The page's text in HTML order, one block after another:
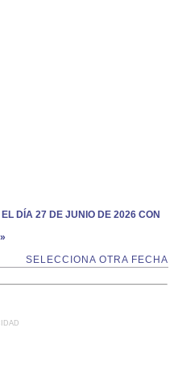
DÍA 27 DE JUNIO DE 2026 CON
»
SELECCIONA OTRA FECHA